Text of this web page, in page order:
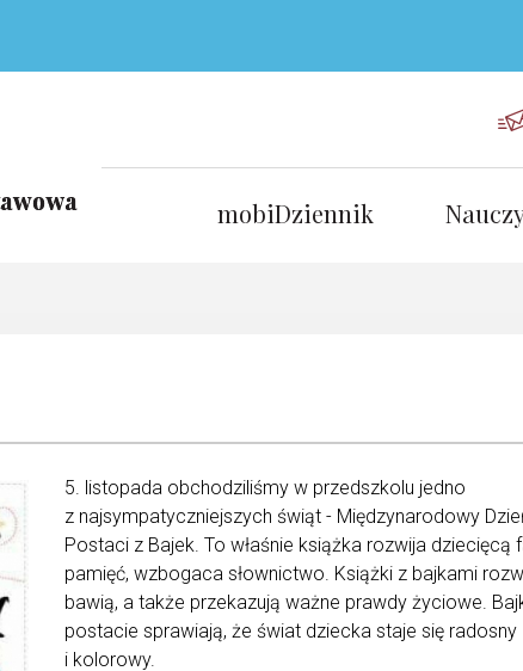
mobiDziennik
5. listopada obchodziliśmy w przedszkolu jedno
z najsympatyczniejszych świąt - Międzynarodowy
Postaci z Bajek. To właśnie książka rozwija dziecięcą
pamięć, wzbogaca słownictwo. Książki z bajkami
bawią, a także przekazują ważne prawdy życiowe.
postacie sprawiają, że świat dziecka staje się radosny
i kolorowy.